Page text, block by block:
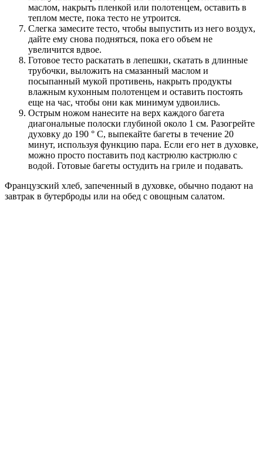
маслом, накрыть пленкой или полотенцем, оставить в
теплом месте, пока тесто не утроится.
Слегка замесите тесто, чтобы выпустить из него воздух,
дайте ему снова подняться, пока его объем не
увеличится вдвое.
Готовое тесто раскатать в лепешки, скатать в длинные
трубочки, выложить на смазанный маслом и
посыпанный мукой противень, накрыть продукты
влажным кухонным полотенцем и оставить постоять
еще на час, чтобы они как минимум удвоились.
Острым ножом нанесите на верх каждого багета
диагональные полоски глубиной около 1 см. Разогрейте
духовку до 190 ° C, выпекайте багеты в течение 20
минут, используя функцию пара. Если его нет в духовке,
можно просто поставить под кастрюлю кастрюлю с
водой. Готовые багеты остудить на гриле и подавать.
Французский хлеб, запеченный в духовке, обычно подают на
завтрак в бутерброды или на обед с овощным салатом.